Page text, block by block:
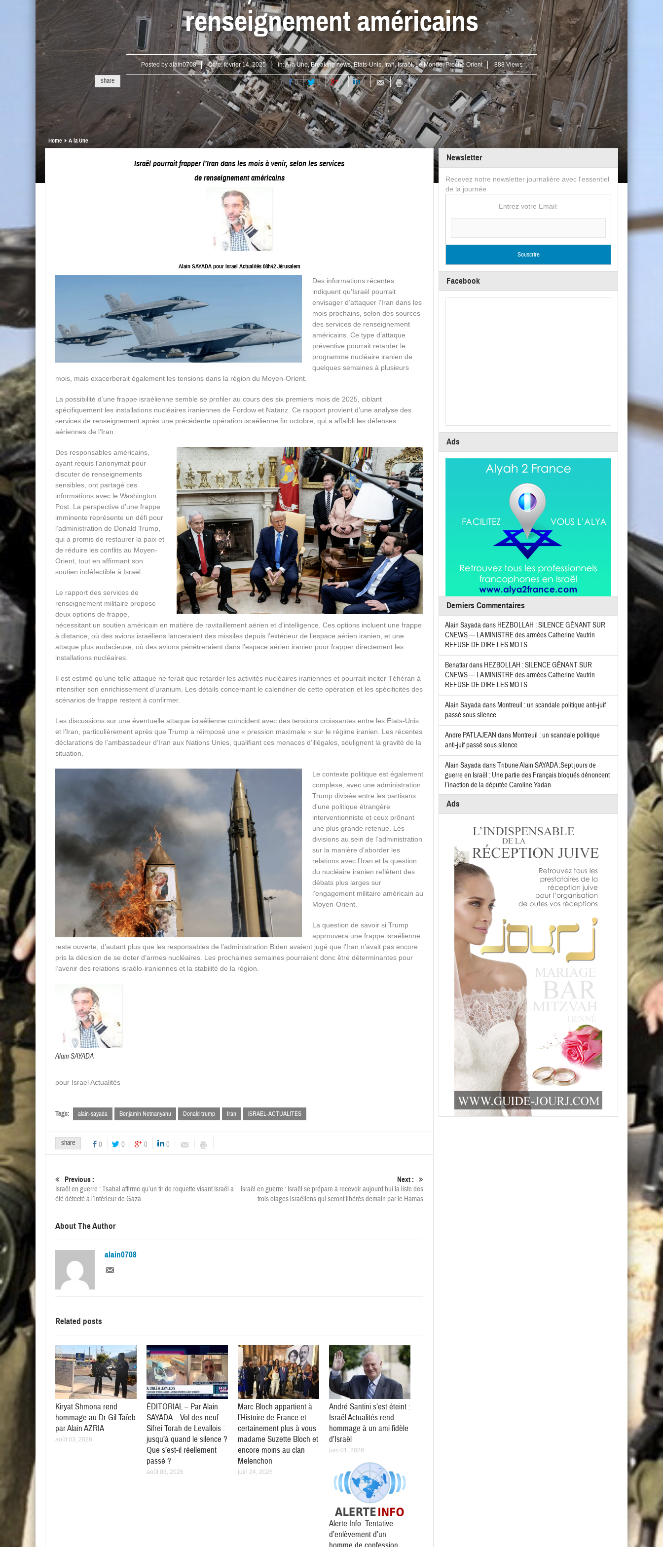
renseignement américains
Posted by alain0708 Date:février 14, 2025 in:A la Une,Breaking news,Etats-Unis, Iran,Israël,Le Monde,Proche Orient 888 Views
share 0 0 0 0
Home A la Une
Israël pourrait frapper l’Iran dans les mois à venir, selon les services
de renseignement américains
Alain SAYADA pour Israel Actualités 08h42 Jérusalem
Des informations récentes
indiquent qu’Israël pourrait
envisager d’attaquer l’Iran dans les
mois prochains, selon des sources
des services de renseignement
américains. Ce type d’attaque
préventive pourrait retarder le
programme nucléaire iranien de
quelques semaines à plusieurs
mois, mais exacerberait également les tensions dans la région du Moyen-Orient.
La possibilité d’une frappe israélienne semble se profiler au cours des six premiers mois de 2025, ciblant
spécifiquement les installations nucléaires iraniennes de Fordow et Natanz. Ce rapport provient d’une analyse des
services de renseignement après une précédente opération israélienne fin octobre, qui a affaibli les défenses
aériennes de l’Iran.
Des responsables américains,
ayant requis l’anonymat pour
discuter de renseignements
sensibles, ont partagé ces
informations avec le Washington
Post. La perspective d’une frappe
imminente représente un défi pour
l’administration de Donald Trump,
qui a promis de restaurer la paix et
de réduire les conflits au Moyen-
Orient, tout en affirmant son
soutien indéfectible à Israël.
Le rapport des services de
renseignement militaire propose
deux options de frappe,
nécessitant un soutien américain en matière de ravitaillement aérien et d’intelligence. Ces options incluent une frappe
à distance, où des avions israéliens lanceraient des missiles depuis l’extérieur de l’espace aérien iranien, et une
attaque plus audacieuse, où des avions pénétreraient dans l’espace aérien iranien pour frapper directement les
installations nucléaires.
Il est estimé qu’une telle attaque ne ferait que retarder les activités nucléaires iraniennes et pourrait inciter Téhéran à
intensifier son enrichissement d’uranium. Les détails concernant le calendrier de cette opération et les spécificités des
scénarios de frappe restent à confirmer.
Les discussions sur une éventuelle attaque israélienne coïncident avec des tensions croissantes entre les États-Unis
et l’Iran, particulièrement après que Trump a réimposé une « pression maximale » sur le régime iranien. Les récentes
déclarations de l’ambassadeur d’Iran aux Nations Unies, qualifiant ces menaces d’illégales, soulignent la gravité de la
situation.
Le contexte politique est également
complexe, avec une administration
Trump divisée entre les partisans
d’une politique étrangère
interventionniste et ceux prônant
une plus grande retenue. Les
divisions au sein de l’administration
sur la manière d’aborder les
relations avec l’Iran et la question
du nucléaire iranien reflètent des
débats plus larges sur
l’engagement militaire américain au
Moyen-Orient.
La question de savoir si Trump
approuvera une frappe israélienne
reste ouverte, d’autant plus que les responsables de l’administration Biden avaient jugé que l’Iran n’avait pas encore
pris la décision de se doter d’armes nucléaires. Les prochaines semaines pourraient donc être déterminantes pour
l’avenir des relations israélo-iraniennes et la stabilité de la région.
Alain SAYADA
pour Israel Actualités
Tags: alain-sayada Benjamin Netnanyahu Donald trump Iran iSRAEL-ACTUALITES
share 0 0 0 0
Previous :
Israël en guerre : Tsahal affirme qu’un tir de roquette visant Israël a
été détecté à l’intérieur de Gaza
Next :
Israël en guerre : Israël se prépare à recevoir aujourd’hui la liste des
trois otages israéliens qui seront libérés demain par le Hamas
About The Author
alain0708
Related posts
Kiryat Shmona rend
hommage au Dr Gil Taïeb
par Alain AZRIA
août 03, 2026
ÉDITORIAL – Par Alain
SAYADA – Vol des neuf
Sifrei Torah de Levallois :
jusqu’à quand le silence ?
Que s’est-il réellement
passé ?
août 03, 2026
Marc Bloch appartient à
l’Histoire de France et
certainement plus à vous
madame Suzette Bloch et
encore moins au clan
Melenchon
juin 24, 2026
André Santini s’est éteint :
Israël Actualités rend
hommage à un ami fidèle
d’Israël
juin 01, 2026
Alerte Info: Tentative
d’enlèvement d’un
Newsletter
Recevez notre newsletter journalière avec l'essentiel
de la journée
Entrez votre Email:
Facebook
Ads
Derniers Commentaires
Alain Sayadadans HEZBOLLAH : SILENCE GÊNANT SUR
CNEWS — LA MINISTRE des armées Catherine Vautrin
REFUSE DE DIRE LES MOTS
Benattardans HEZBOLLAH : SILENCE GÊNANT SUR
CNEWS — LA MINISTRE des armées Catherine Vautrin
REFUSE DE DIRE LES MOTS
Alain Sayadadans Montreuil : un scandale politique anti-juif
passé sous silence
Andre PATLAJEAN dans Montreuil : un scandale politique
anti-juif passé sous silence
Alain SayadadansTribune Alain SAYADA :Sept jours de
guerre en Israël : Une partie des Français bloqués dénoncent
l’inaction de la députée Caroline Yadan
Ads